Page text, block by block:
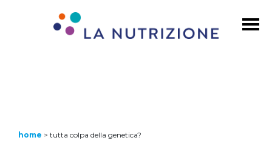
home > tutta colpa della genetica?